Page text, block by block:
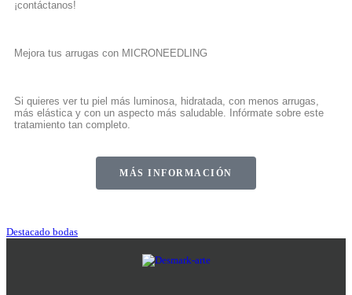
¡contáctanos!
Mejora tus arrugas con MICRONEEDLING
Si quieres ver tu piel más luminosa, hidratada, con menos arrugas,
más elástica y con un aspecto más saludable. Infórmate sobre este
tratamiento tan completo.
MÁS INFORMACIÓN
Destacado bodas